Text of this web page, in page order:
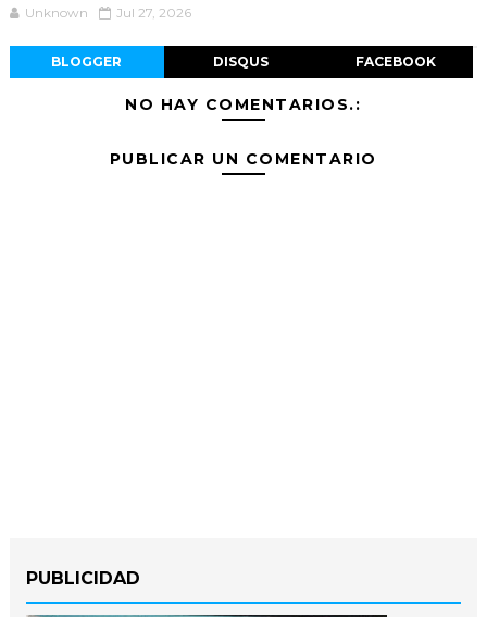
Unknown Jul 27, 2026
BLOGGER DISQUS FACEBOOK
NO HAY COMENTARIOS.:
PUBLICAR UN COMENTARIO
PUBLICIDAD